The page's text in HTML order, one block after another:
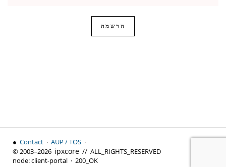
● Contact · AUP / TOS ·
© 2003–2026 ipxcore // ALL_RIGHTS_RESERVED
node:client-portal · 200_OK